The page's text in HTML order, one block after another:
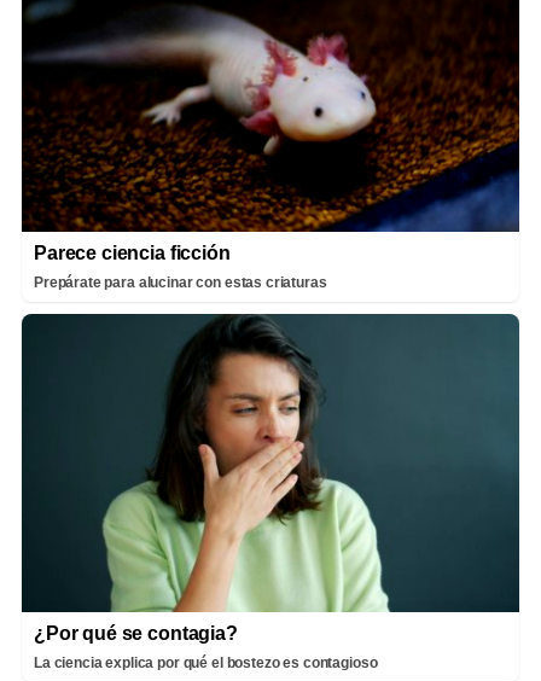
Parece ciencia ficción
Prepárate para alucinar con estas criaturas
¿Por qué se contagia?
La ciencia explica por qué el bostezo es contagioso